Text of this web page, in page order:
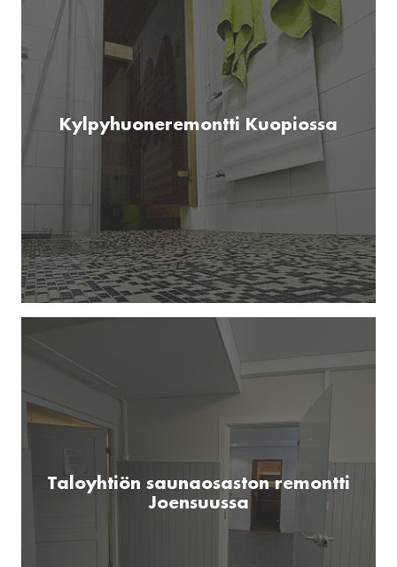
Kylpyhuoneremontti Kuopiossa
Taloyhtiön saunaosaston remontti
Joensuussa